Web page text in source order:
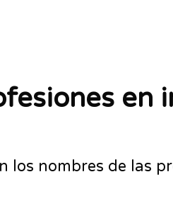
en
nombres de las